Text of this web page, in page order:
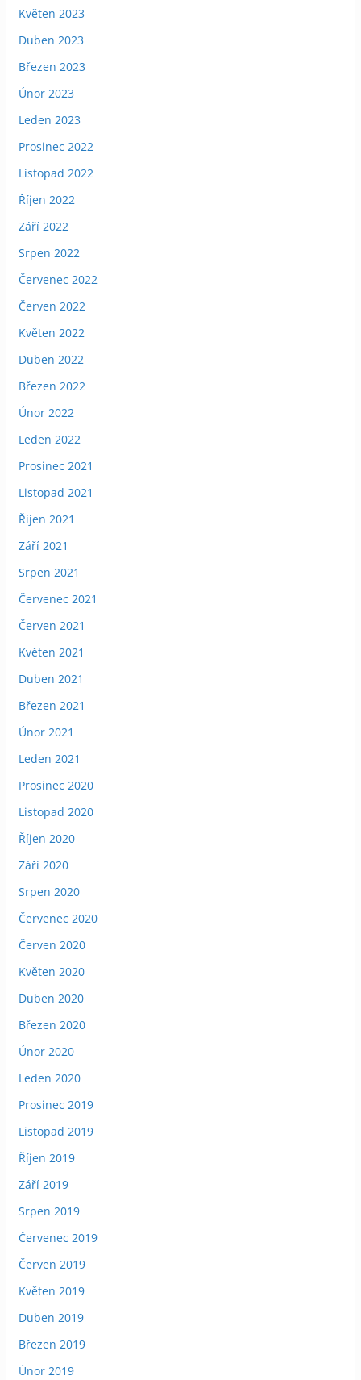
Květen 2023
Duben 2023
Březen 2023
Únor 2023
Leden 2023
Prosinec 2022
Listopad 2022
Říjen 2022
Září 2022
Srpen 2022
Červenec 2022
Červen 2022
Květen 2022
Duben 2022
Březen 2022
Únor 2022
Leden 2022
Prosinec 2021
Listopad 2021
Říjen 2021
Září 2021
Srpen 2021
Červenec 2021
Červen 2021
Květen 2021
Duben 2021
Březen 2021
Únor 2021
Leden 2021
Prosinec 2020
Listopad 2020
Říjen 2020
Září 2020
Srpen 2020
Červenec 2020
Červen 2020
Květen 2020
Duben 2020
Březen 2020
Únor 2020
Leden 2020
Prosinec 2019
Listopad 2019
Říjen 2019
Září 2019
Srpen 2019
Červenec 2019
Červen 2019
Květen 2019
Duben 2019
Březen 2019
Únor 2019